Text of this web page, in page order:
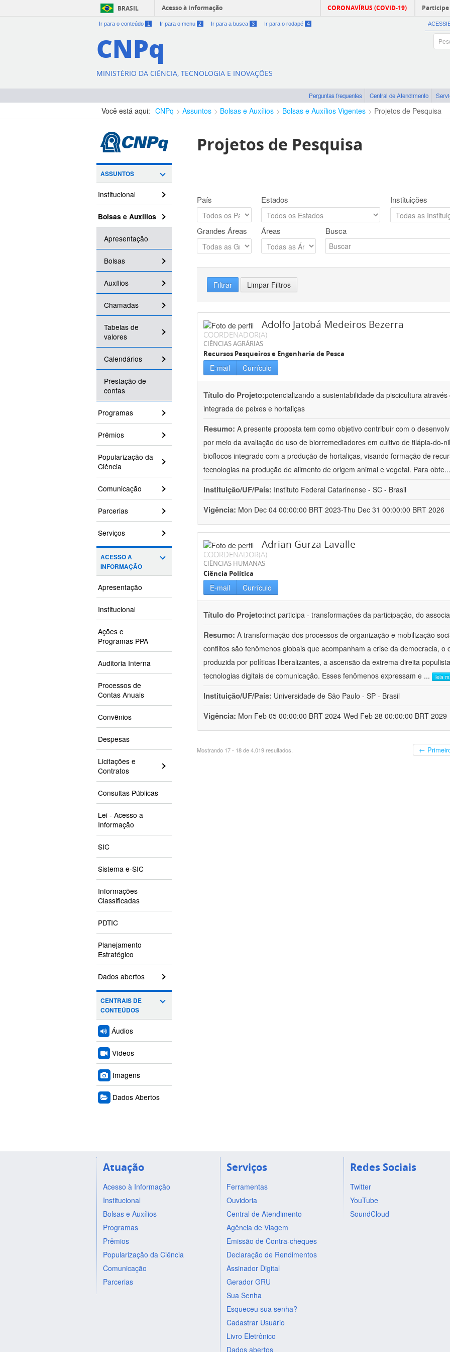
BRASIL Acesso à informação CORONAVÍRUS (COVID-19) Participe
Ir para o conteúdo 1 Ir para o menu 2 Ir para a busca 3 Ir para o rodapé 4
CNPq
MINISTÉRIO DA CIÊNCIA, TECNOLOGIA E INOVAÇÕES
Perguntas frequentes Central de Atendimento
Você está aqui: CNPq Assuntos Bolsas e Auxílios Bolsas e Auxílios Vigentes Projetos de Pesquisa
ASSUNTOS
Institucional
Bolsas e Auxílios
Apresentação
Bolsas
Auxílios
Chamadas
Tabelas de
valores
Calendários
Prestação de
contas
Programas
Prêmios
Popularização da
Ciência
Comunicação
Parcerias
Serviços
ACESSO À
INFORMAÇÃO
Apresentação
Institucional
Ações e
Programas PPA
Auditoria Interna
Processos de
Contas Anuais
Convênios
Despesas
Licitações e
Contratos
Consultas Públicas
Lei - Acesso a
Informação
SIC
Sistema e-SIC
Informações
Classificadas
PDTIC
Planejamento
Estratégico
Dados abertos
CENTRAIS DE
CONTEÚDOS
Áudios
Vídeos
Imagens
Dados Abertos
Projetos de Pesquisa
País Estados Instituições
Grandes Áreas Áreas Busca
Filtrar Limpar Filtros
Adolfo Jatobá Medeiros Bezerra
COORDENADOR(A)
CIÊNCIAS AGRÁRIAS
Recursos Pesqueiros e Engenharia de Pesca
E-mail Currículo
Título do Projeto:potencializando a sustentabilidade da piscicultura
integrada de peixes e hortaliças
Resumo: A presente proposta tem como objetivo contribuir com o
por meio da avaliação do uso de biorremediadores em cultivo de tilápia-do-
bioflocos integrado com a produção de hortaliças, visando formação de
tecnologias na produção de alimento de origem animal e vegetal. Para obte...
Instituição/UF/País: Instituto Federal Catarinense - SC - Brasil
Vigência: Mon Dec 04 00:00:00 BRT 2023-Thu Dec 31 00:00:00 BRT 2026
Adrian Gurza Lavalle
COORDENADOR(A)
CIÊNCIAS HUMANAS
Ciência Política
E-mail Currículo
Título do Projeto:inct participa - transformações da participação, do
Resumo: A transformação dos processos de organização e mobilização
conflitos são fenômenos globais que acompanham a crise da democracia, o
produzida por políticas liberalizantes, a ascensão da extrema direita
tecnologias digitais de comunicação. Esses fenômenos expressam e ... leia
Instituição/UF/País: Universidade de São Paulo - SP - Brasil
Vigência: Mon Feb 05 00:00:00 BRT 2024-Wed Feb 28 00:00:00 BRT 2029
Mostrando 17 - 18 de 4.019 resultados. ←
Atuação
Acesso à Informação
Institucional
Bolsas e Auxílios
Programas
Prêmios
Popularização da Ciência
Comunicação
Parcerias
Serviços
Ferramentas
Ouvidoria
Central de Atendimento
Agência de Viagem
Emissão de Contra-cheques
Declaração de Rendimentos
Assinador Digital
Gerador GRU
Sua Senha
Esqueceu sua senha?
Cadastrar Usuário
Livro Eletrônico
Dados abertos
Redes Sociais
Twitter
YouTube
SoundCloud